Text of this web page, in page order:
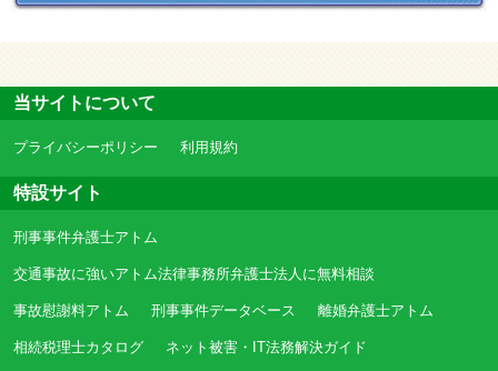
当サイトについて
プライバシーポリシー 利用規約
特設サイト
刑事事件弁護士アトム
交通事故に強いアトム法律事務所弁護士法人に無料相談
事故慰謝料アトム 刑事事件データベース 離婚弁護士アトム
相続税理士カタログ ネット被害・IT法務解決ガイド